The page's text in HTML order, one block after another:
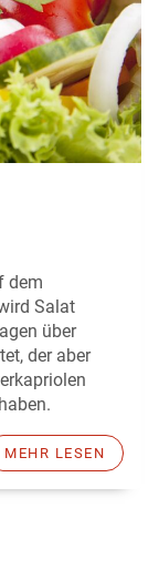
dem
Salat
über
der aber
MEHR LESEN